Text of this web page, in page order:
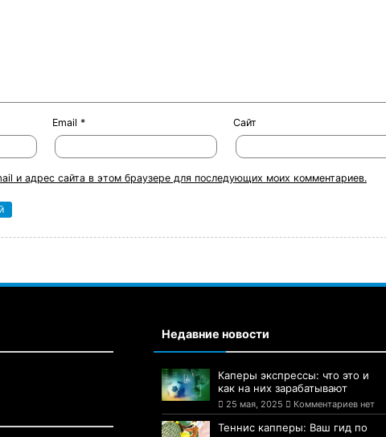
Email* Сайт
и адрес сайта в этом браузере для последующих моих комментариев.
Недавние новости
Каперы экспрессы: что это и
как на них зарабатывают
25 мая, 2025 Комментариев нет
Теннис капперы: Ваш гид по